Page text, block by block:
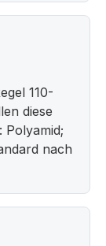
110-
diese
Polyamid;
nach